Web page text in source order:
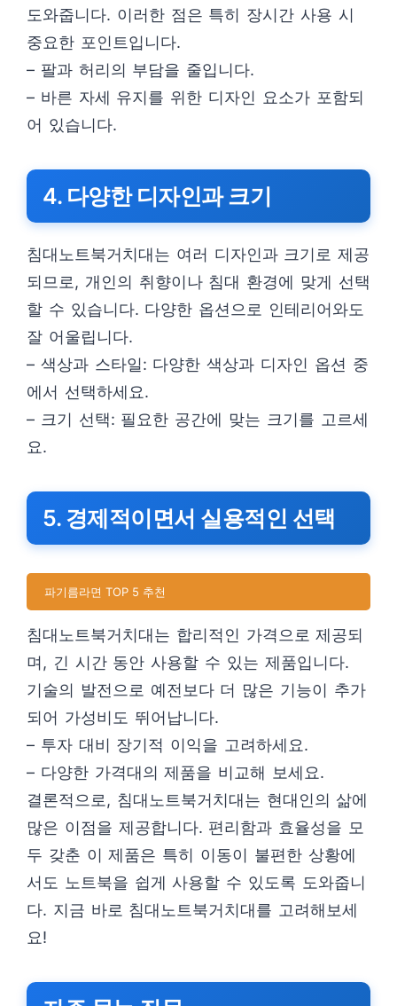
도와줍니다. 이러한 점은 특히 장시간 사용 시
중요한 포인트입니다.
– 팔과 허리의 부담을 줄입니다.
– 바른 자세 유지를 위한 디자인 요소가 포함되
어 있습니다.
4. 다양한 디자인과 크기
침대노트북거치대는 여러 디자인과 크기로 제공
되므로, 개인의 취향이나 침대 환경에 맞게 선택
할 수 있습니다. 다양한 옵션으로 인테리어와도
잘 어울립니다.
– 색상과 스타일: 다양한 색상과 디자인 옵션 중
에서 선택하세요.
– 크기 선택: 필요한 공간에 맞는 크기를 고르세
요.
5. 경제적이면서 실용적인 선택
파기름라면 TOP 5 추천
침대노트북거치대는 합리적인 가격으로 제공되
며, 긴 시간 동안 사용할 수 있는 제품입니다.
기술의 발전으로 예전보다 더 많은 기능이 추가
되어 가성비도 뛰어납니다.
– 투자 대비 장기적 이익을 고려하세요.
– 다양한 가격대의 제품을 비교해 보세요.
결론적으로, 침대노트북거치대는 현대인의 삶에
많은 이점을 제공합니다. 편리함과 효율성을 모
두 갖춘 이 제품은 특히 이동이 불편한 상황에
서도 노트북을 쉽게 사용할 수 있도록 도와줍니
다. 지금 바로 침대노트북거치대를 고려해보세
요!